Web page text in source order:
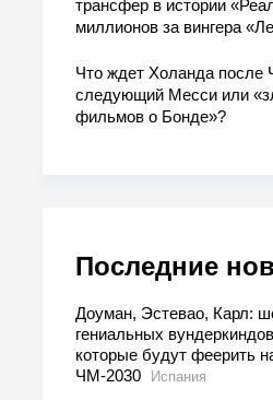
трансфер в истории
миллионов за вингера
Что ждет Холанда после
следующий Месси или
фильмов о Бонде»?
Последние
Доуман, Эстевао, Карл:
гениальных
которые будут феерить
ЧМ-2030
Испания